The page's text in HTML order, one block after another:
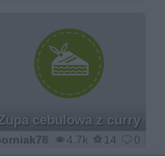
Zupa cebulowa z curry
4.7k 14 0